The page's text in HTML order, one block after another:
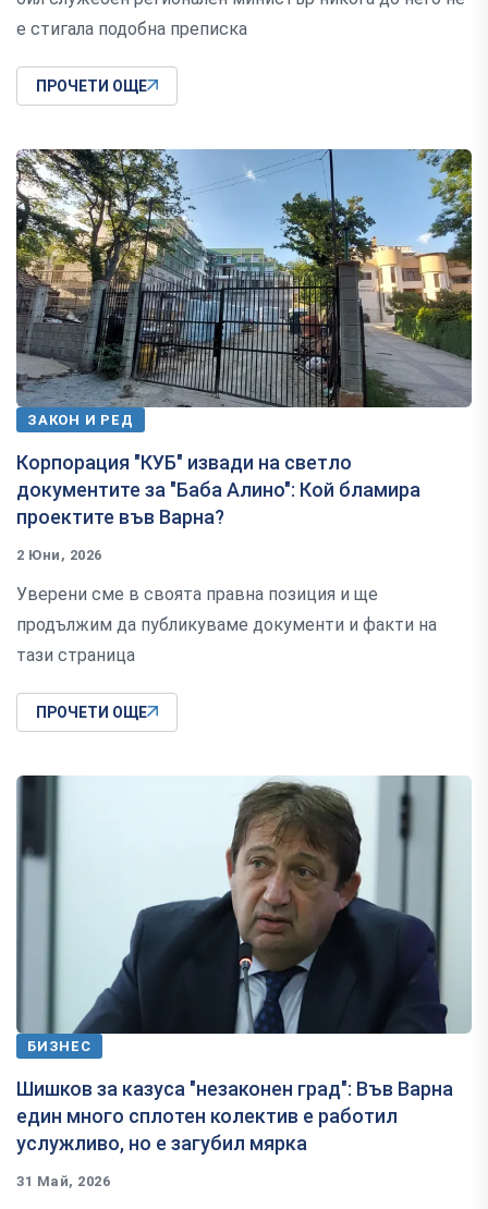
е стигала подобна преписка
ПРОЧЕТИ ОЩЕ
ЗАКОН И РЕД
Корпорация "КУБ" извади на светло
документите за "Баба Алино": Кой бламира
проектите във Варна?
2 Юни, 2026
Уверени сме в своята правна позиция и ще
продължим да публикуваме документи и факти на
тази страница
ПРОЧЕТИ ОЩЕ
БИЗНЕС
Шишков за казуса "незаконен град": Във Варна
един много сплотен колектив е работил
услужливо, но е загубил мярка
31 Май, 2026